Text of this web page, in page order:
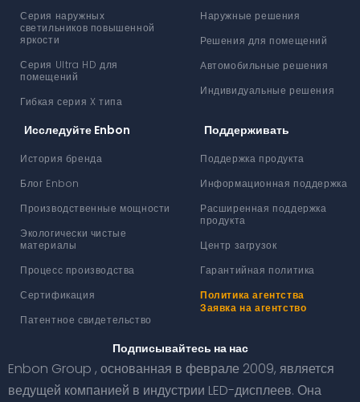
Серия наружных
светильников повышенной
яркости
Серия Ultra HD для
помещений
Гибкая серия X типа
Наружные решения
Решения для помещений
Автомобильные решения
Индивидуальные решения
Исследуйте Enbon
История бренда
Блог Enbon
Производственные мощности
Экологически чистые
материалы
Процесс производства
Сертификация
Патентное свидетельство
Поддерживать
Поддержка продукта
Информационная поддержка
Расширенная поддержка
продукта
Центр загрузок
Гарантийная политика
Политика агентства
Заявка на агентство
Подписывайтесь на нас
Enbon Group , основанная в феврале 2009, является
ведущей компанией в индустрии LED-дисплеев. Она